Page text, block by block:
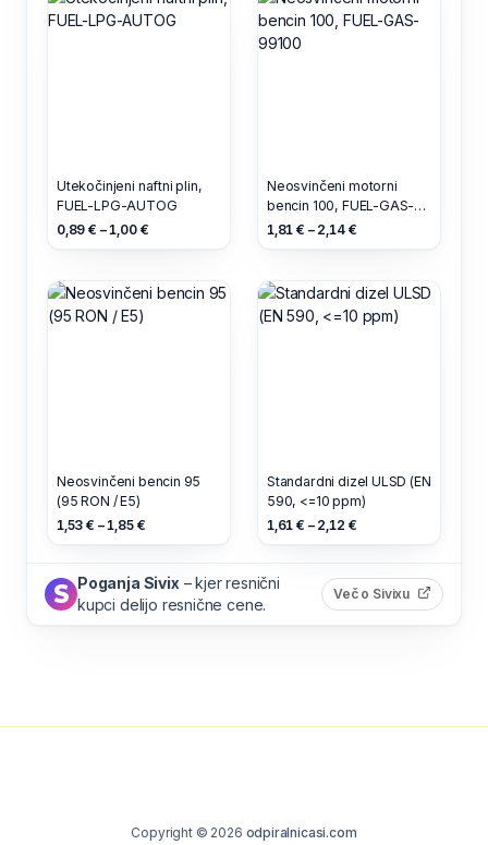
Utekočinjeni naftni plin,
FUEL-LPG-AUTOG
0,89 € – 1,00 €
Neosvinčeni motorni
bencin 100, FUEL-GAS-
99100
1,81 € – 2,14 €
Neosvinčeni bencin 95
(95 RON / E5)
1,53 € – 1,85 €
Standardni dizel ULSD (EN
590, <=10 ppm)
1,61 € – 2,12 €
Poganja Sivix – kjer resnični
kupci delijo resnične cene.
Več o Sivixu (odpre
Copyright © 2026 odpiralnicasi.com